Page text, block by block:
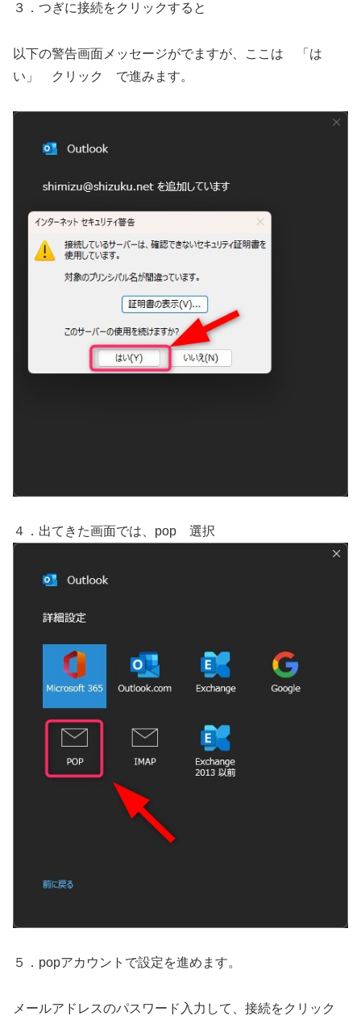
３．つぎに接続をクリックすると
以下の警告画面メッセージがでますが、
ここは 「は
い」 クリック で進みます。
４．出てきた画面では、pop 選択
５．popアカウントで設定を進めます。
メールアドレスのパスワード入力して、接続をクリック